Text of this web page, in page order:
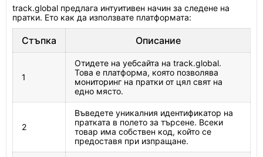
track.global предлага интуитивен начин за следене на
пратки. Ето как да използвате платформата:
Стъпка Описание
1
Отидете на уебсайта на track.global.
Това е платформа, която позволява
мониторинг на пратки от цял свят на
едно място.
2
Въведете уникалния идентификатор на
пратката в полето за търсене. Всеки
товар има собствен код, който се
предоставя при изпращане.